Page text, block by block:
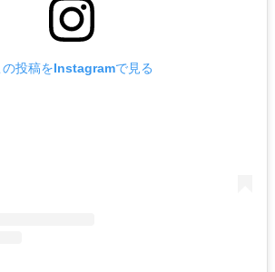
の投稿をInstagramで見る